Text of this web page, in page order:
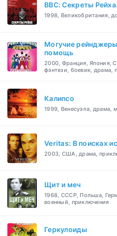
BBC: Секреты
1998, Великобритания,
Могучие
помощь
2000, Франция, Япония,
фэнтези, боевик, драма,
Калипсо
1999, Венесуэла, драма,
Veritas: В поисках
2003, США, драма,
Щит и меч
1968, СССР, Польша,
военный, приключения
Геркулоиды